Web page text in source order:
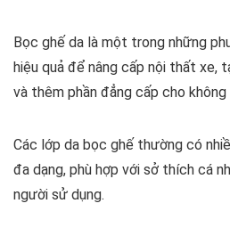
Bọc ghế da là một trong những
hiệu quả để nâng cấp nội thất xe,
và thêm phần đẳng cấp cho không
Các lớp da bọc ghế thường có
đa dạng, phù hợp với sở thích cá
người sử dụng.